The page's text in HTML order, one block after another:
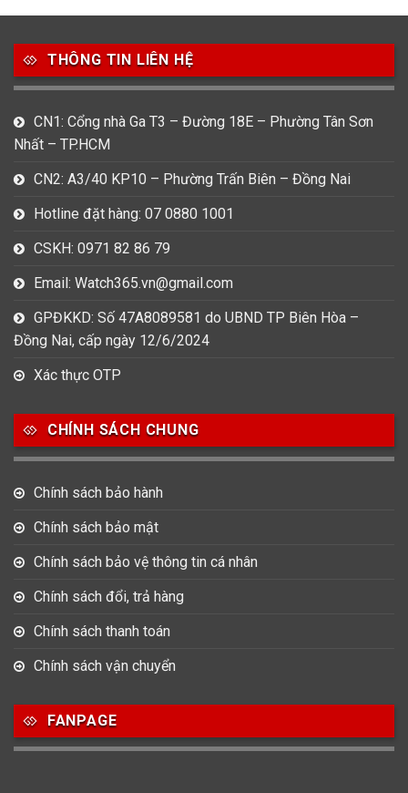
THÔNG TIN LIÊN HỆ
CN1: Cổng nhà Ga T3 – Đường 18E – Phường Tân Sơn
Nhất – TP.HCM
CN2: A3/40 KP10 – Phường Trấn Biên – Đồng Nai
Hotline đặt hàng: 07 0880 1001
CSKH: 0971 82 86 79
Email: Watch365.vn@gmail.com
GPĐKKD: Số 47A8089581 do UBND TP Biên Hòa –
Đồng Nai, cấp ngày 12/6/2024
Xác thực OTP
CHÍNH SÁCH CHUNG
Chính sách bảo hành
Chính sách bảo mật
Chính sách bảo vệ thông tin cá nhân
Chính sách đổi, trả hàng
Chính sách thanh toán
Chính sách vận chuyển
FANPAGE